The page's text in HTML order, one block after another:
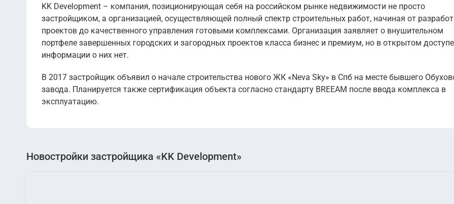
KK Development – компания, позиционирующая себя на российском рынке недвижимости не просто
застройщиком, а организацией, осуществляющей полный спектр строительных работ, начиная от
проектов до качественного управления готовыми комплексами. Организация заявляет о внушительном
портфеле завершенных городских и загородных проектов класса бизнес и премиум, но в открытом доступе
информации о них нет.
В 2017 застройщик объявил о начале строительства нового ЖК «Neva Sky» в Спб на месте бывшего
завода. Планируется также сертификация объекта согласно стандарту BREEAM после ввода комплекса в
эксплуатацию.
Новостройки застройщика «KK Development»